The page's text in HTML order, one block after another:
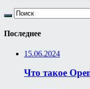
Последнее
15.06.2024
Что такое